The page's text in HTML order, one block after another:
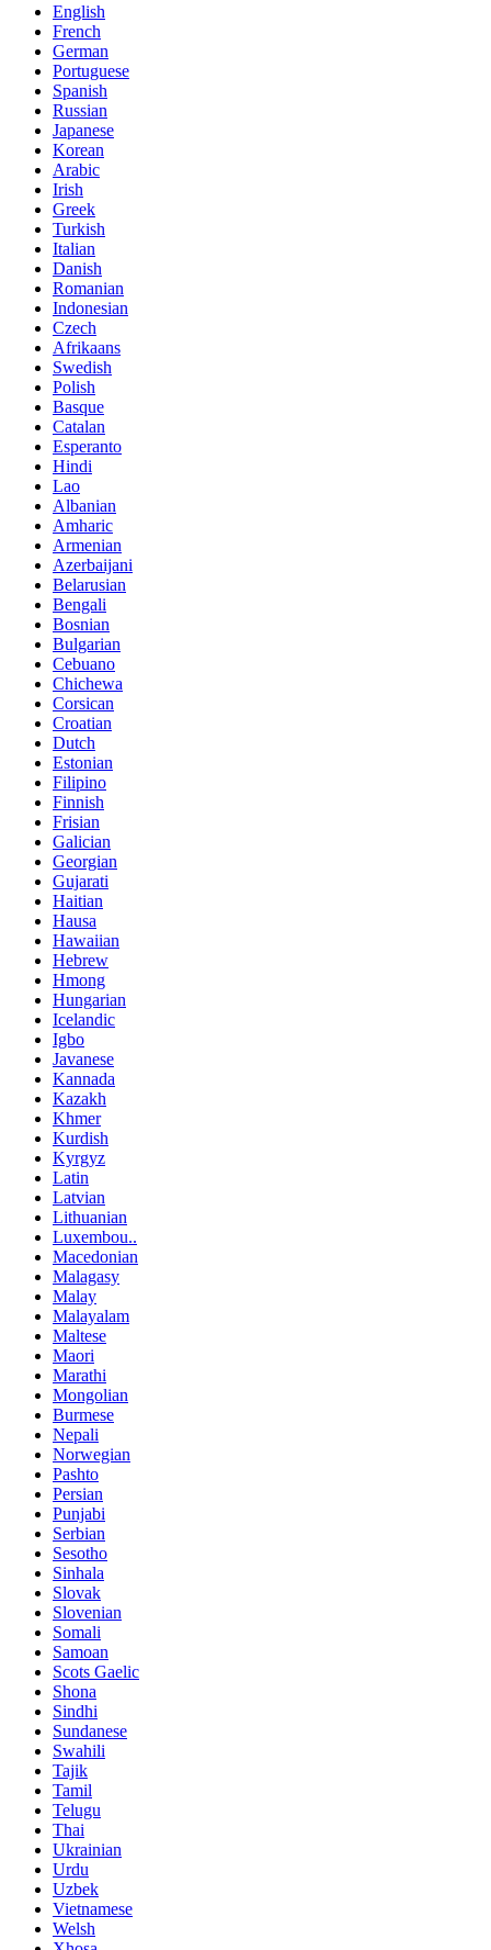
English
French
German
Portuguese
Spanish
Russian
Japanese
Korean
Arabic
Irish
Greek
Turkish
Italian
Danish
Romanian
Indonesian
Czech
Afrikaans
Swedish
Polish
Basque
Catalan
Esperanto
Hindi
Lao
Albanian
Amharic
Armenian
Azerbaijani
Belarusian
Bengali
Bosnian
Bulgarian
Cebuano
Chichewa
Corsican
Croatian
Dutch
Estonian
Filipino
Finnish
Frisian
Galician
Georgian
Gujarati
Haitian
Hausa
Hawaiian
Hebrew
Hmong
Hungarian
Icelandic
Igbo
Javanese
Kannada
Kazakh
Khmer
Kurdish
Kyrgyz
Latin
Latvian
Lithuanian
Luxembou..
Macedonian
Malagasy
Malay
Malayalam
Maltese
Maori
Marathi
Mongolian
Burmese
Nepali
Norwegian
Pashto
Persian
Punjabi
Serbian
Sesotho
Sinhala
Slovak
Slovenian
Somali
Samoan
Scots Gaelic
Shona
Sindhi
Sundanese
Swahili
Tajik
Tamil
Telugu
Thai
Ukrainian
Urdu
Uzbek
Vietnamese
Welsh